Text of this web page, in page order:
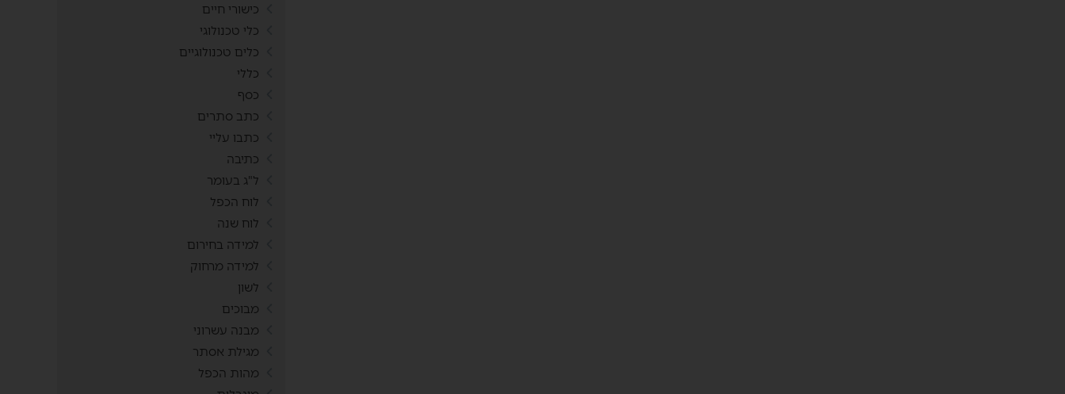
כישורי חיים
כלי טכנולוגי
כלים טכנולוגיים
כללי
כסף
כתב סתרים
כתבו עליי
כתיבה
ל"ג בעומר
לוח הכפל
לוח שנה
למידה בחירום
למידה מרחוק
לשון
מבוכים
מבנה עשרוני
מגילת אסתר
מהות הכפל